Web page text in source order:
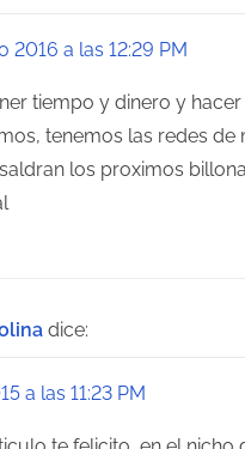
2016 a las 12:29 PM
tiempo y dinero y
tenemos las redes de
los proximos
dice:
a las 11:23 PM